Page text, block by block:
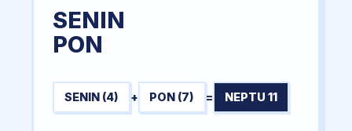
SENIN
PON
SENIN (4) + PON (7) = NEPTU 11